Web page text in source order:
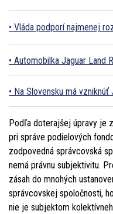
Vláda podporí najmenej
Automobilka Jaguar Land
Na Slovensku má
Podľa doterajšej úpravy je
pri správe podielových
zodpovedná správcovská
nemá právnu subjektivitu.
zásah do mnohých
správcovskej spoločnosti,
nie je subjektom